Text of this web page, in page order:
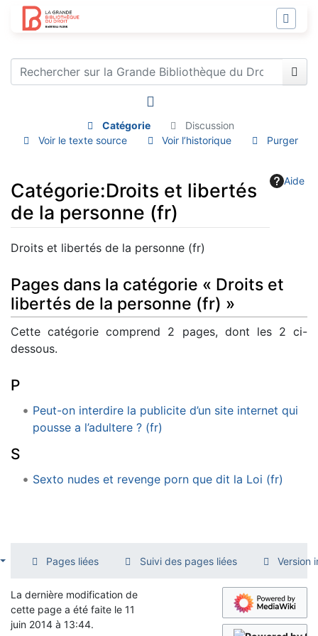
Catégorie
Discussion
Voir le texte source
Voir l’historique Purger
Aide
Catégorie:Droits et libertés
de la personne (fr)
Aller à :navigation ,rechercher
Droits et libertés de la personne (fr)
Pages dans la catégorie « Droits et
libertés de la personne (fr) »
Cette catégorie comprend 2 pages, dont les 2 ci-
dessous.
P
Peut-on interdire la publicite d’un site internet qui
pousse a l’adultere ? (fr)
S
Sexto nudes et revenge porn que dit la Loi (fr)
Pages liées Suivi des pages liées Version
La dernière modification de
cette page a été faite le 11
juin 2014 à 13:44.